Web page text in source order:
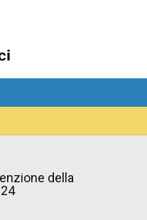
della